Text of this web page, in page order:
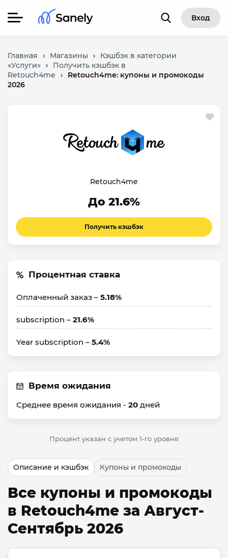
Вход
Главная › Магазины ›
Кэшбэк в категории
«Услуги» ›
Получить кэшбэк в
Retouch4me
›
Retouch4me: купоны и промокоды
2026
Retouch4me
До 21.6%
Получить кэшбэк
Процентная ставка
Оплаченный заказ – 5.18%
subscription – 21.6%
Year subscription – 5.4%
Время ожидания
Среднее время ожидания - 20 дней
Процент указан с учетом 1-го уровня
Описание и кэшбэк Купоны и промокоды
Все купоны и промокоды
в Retouch4me за Август-
Сентябрь 2026